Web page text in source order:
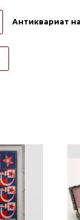
Антиквариат